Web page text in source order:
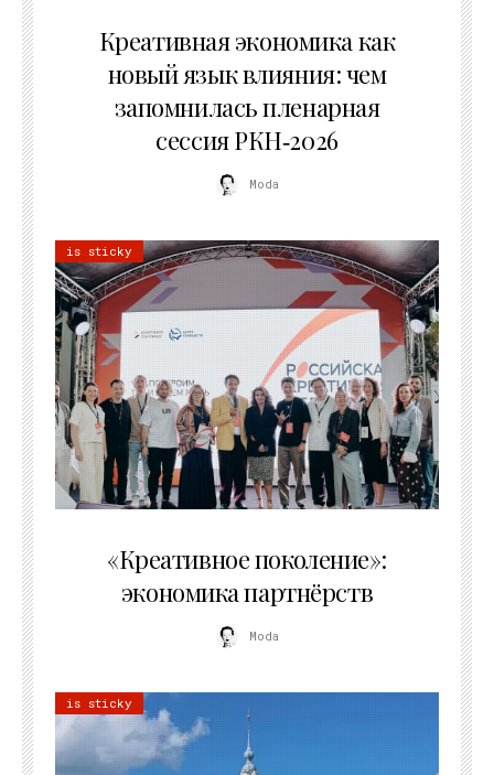
Креативная экономика как
новый язык влияния: чем
запомнилась пленарная
сессия РКН‑2026
Moda
is sticky
«Креативное поколение»:
экономика партнёрств
Moda
is sticky